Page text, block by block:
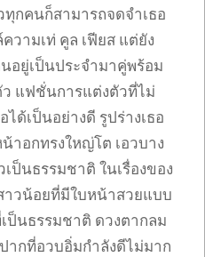
ทุกคนก็สามารถจดจำเธอ
วามเท่ คูล เฟียส แต่ยัง
อยู่เป็นประจำมาคู่พร้อม
แฟชั่นการแต่งตัวที่ไม่
ด้เป็นอย่างดี รูปร่างเธอ
าอกทรงใหญ่โต เอวบาง
ป็นธรรมชาติ ในเรื่องของ
าวน้อยที่มีใบหน้าสวยแบบ
ป็นธรรมชาติ ดวงตากลม
ากที่อวบอิ่มกำลังดีไม่มาก